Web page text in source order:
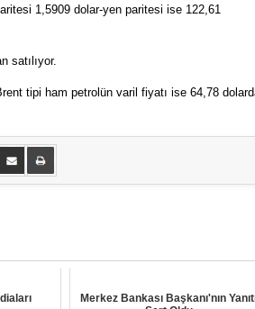
1,5909 dolar-yen paritesi ise 122,61
satılıyor.
tipi ham petrolün varil fiyatı ise 64,78
Merkez Bankası Başkanı'nın